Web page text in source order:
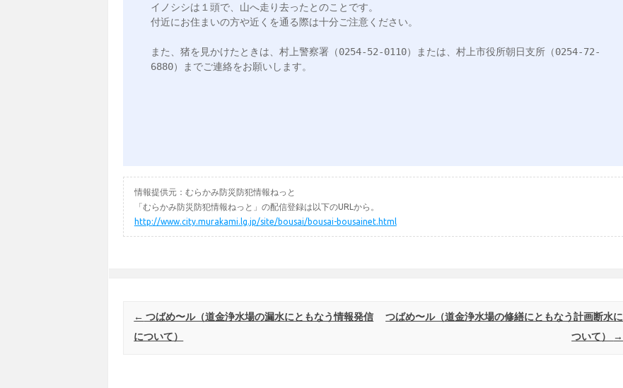
イノシシは１頭で、山へ走り去ったとのことです。
付近にお住まいの方や近くを通る際は十分ご注意ください。
また、猪を見かけたときは、村上警察署（0254-52-0110）または、村上市役所朝日支所（0254-72-
6880）までご連絡をお願いします。
情報提供元：むらかみ防災防犯情報ねっと
「むらかみ防災防犯情報ねっと」の配信登録は以下のURLから。
http://www.city.murakami.lg.jp/site/bousai/bousai-bousainet.html
Post navigation
← つばめ〜ル（道金浄水場の漏水にともなう情​報発信
について）
つばめ〜ル（道金浄水場の修繕にともなう計画断水に
ついて）
→